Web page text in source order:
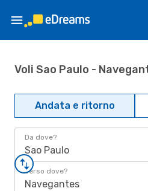
Voli Sao Paulo -
Andata e ritorno
Da dove?
Sao Paulo
Verso dove?
Navegantes